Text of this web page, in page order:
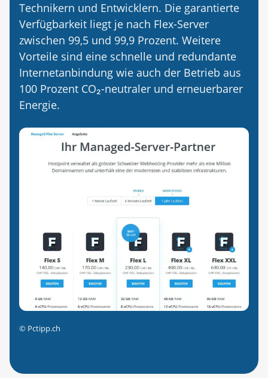
© Pctipp.ch
Technikern und Entwicklern. Die garantierte
Verfügbarkeit liegt je nach Flex-Server
zwischen 99,5 und 99,9 Prozent. Weitere
Vorteile sind eine schnelle und redundante
Internetanbindung wie auch der Betrieb aus
100 Prozent CO₂-neutraler und erneuerbarer
Energie.